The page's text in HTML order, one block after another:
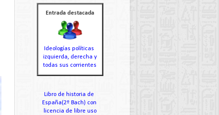
Entrada destacada
Ideologías políticas
izquierda, derecha y
todas sus corrientes
Libro de historia de
España(2º Bach) con
licencia de libre uso